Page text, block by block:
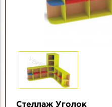
Стеллаж Уголок